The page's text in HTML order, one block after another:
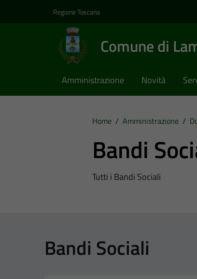
Regione Toscana
Comune di
Amministrazione Novità
Home / Amministrazione /
Bandi
Tutti i Bandi Sociali
Bandi Sociali